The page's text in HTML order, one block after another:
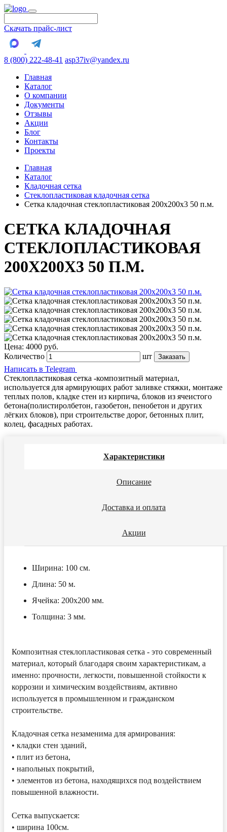
Скачать прайс-лист
8 (800) 222-48-41 asp37iv@yandex.ru
Главная
Каталог
О компании
Документы
Отзывы
Акции
Блог
Контакты
Проекты
Главная
Каталог
Кладочная сетка
Стеклопластиковая кладочная сетка
Сетка кладочная стеклопластиковая 200х200х3 50 п.м.
СЕТКА КЛАДОЧНАЯ
СТЕКЛОПЛАСТИКОВАЯ
200Х200Х3 50 П.М.
Цена: 4000 руб.
Количество
шт
Написать в Telegram
Стеклопластиковая сетка -композитный материал,
используется для армирующих работ заливке стяжки, монтаже
теплых полов, кладке стен из кирпича, блоков из ячеистого
бетона(полистиролбетон, газобетон, пенобетон и других
лёгких блоков), при строительстве дорог, бетонных плит,
колец, фасадных работах.
Характеристики
Описание
Доставка и оплата
Акции
Ширина: 100 см.
Длина: 50 м.
Ячейка: 200х200 мм.
Толщина: 3 мм.
Композитная стеклопластиковая сетка - это современный
материал, который благодаря своим характеристикам, а
именно: прочности, легкости, повышенной стойкости к
коррозии и химическим воздействиям, активно
используется в промышленном и гражданском
строительстве.
Кладочная сетка незаменима для армирования:
• кладки стен зданий,
• плит из бетона,
• напольных покрытий,
• элементов из бетона, находящихся под воздействием
повышенной влажности.
Сетка выпускается:
• ширина 100см.